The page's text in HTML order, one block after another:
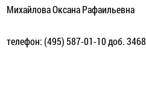
Михайлова Оксана Рафаильевна
телефон: (495) 587-01-10 доб. 3468